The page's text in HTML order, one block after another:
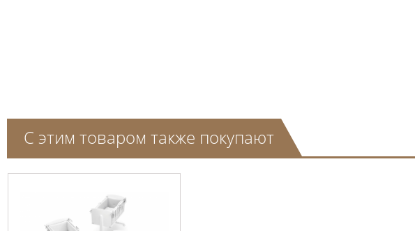
С этим товаром также покупают